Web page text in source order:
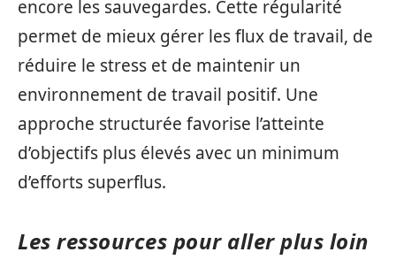
encore les sauvegardes. Cette régularité
permet de mieux gérer les flux de travail, de
réduire le stress et de maintenir un
environnement de travail positif. Une
approche structurée favorise l’atteinte
d’objectifs plus élevés avec un minimum
d’efforts superflus.
Les ressources pour aller plus loin